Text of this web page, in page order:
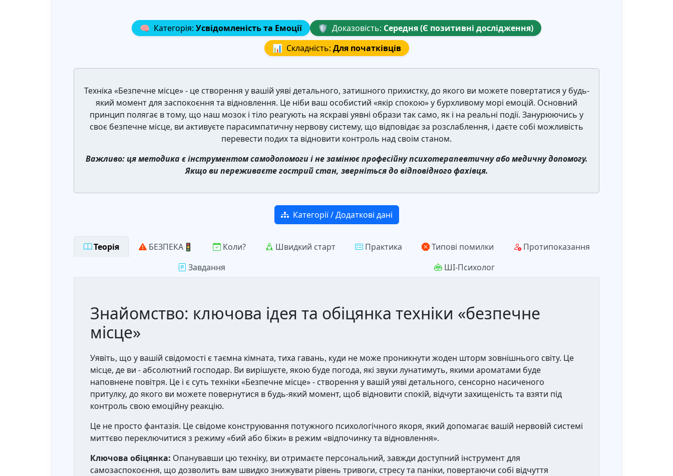
🧠 Категорія: Усвідомленість та Емоції 🛡️ Доказовість: Середня (Є позитивні дослідження)
📊 Складність: Для початківців
Техніка «Безпечне місце» - це створення у вашій уяві детального, затишного прихистку, до якого ви можете повертатися у будь-
який момент для заспокоєння та відновлення. Це ніби ваш особистий «якір спокою» у бурхливому морі емоцій. Основний
принцип полягає в тому, що наш мозок і тіло реагують на яскраві уявні образи так само, як і на реальні події. Занурюючись у
своє безпечне місце, ви активуєте парасимпатичну нервову систему, що відповідає за розслаблення, і даєте собі можливість
перевести подих та відновити контроль над своїм станом.
Важливо: ця методика є інструментом самодопомоги і не замінює професійну психотерапевтичну або медичну допомогу.
Якщо ви переживаєте гострий стан, зверніться до відповідного фахівця.
Категорії / Додаткові дані
Теорія БЕЗПЕКА🚦 Коли? Швидкий старт Практика Типові помилки
Протипоказання
Завдання
ШІ-Психолог
Знайомство: ключова ідея та обіцянка техніки «безпечне
місце»
Уявіть, що у вашій свідомості є таємна кімната, тиха гавань, куди не може проникнути жоден шторм зовнішнього світу. Це
місце, де ви - абсолютний господар. Ви вирішуєте, якою буде погода, які звуки лунатимуть, якими ароматами буде
наповнене повітря. Це і є суть техніки «Безпечне місце» - створення у вашій уяві детального, сенсорно насиченого
притулку, до якого ви можете повернутися в будь-який момент, щоб відновити спокій, відчути захищеність та взяти під
контроль свою емоційну реакцію.
Це не просто фантазія. Це свідоме конструювання потужного психологічного якоря, який допомагає вашій нервовій системі
миттєво переключитися з режиму «бий або біжи» в режим «відпочинку та відновлення».
Ключова обіцянка: Опанувавши цю техніку, ви отримаєте персональний, завжди доступний інструмент для
самозаспокоєння, що дозволить вам швидко знижувати рівень тривоги, стресу та паніки, повертаючи собі відчуття